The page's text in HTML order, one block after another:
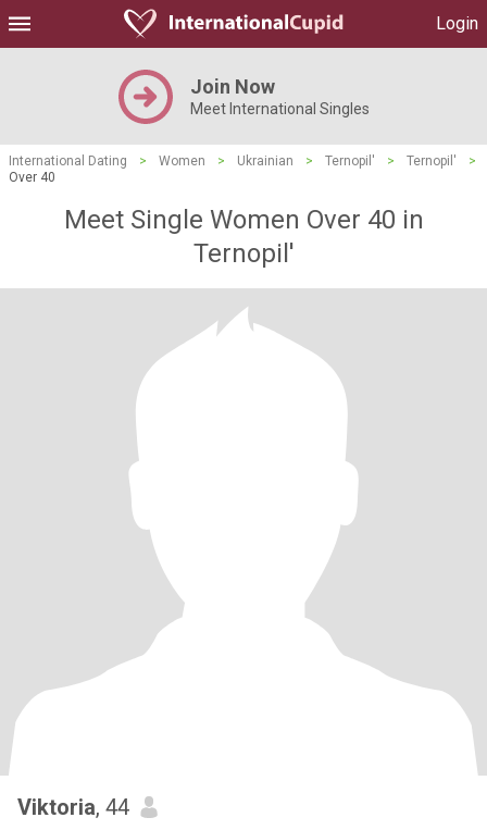
Login
Join Now
Meet International Singles
International Dating > Women > Ukrainian > Ternopil' > Ternopil'
>
Over 40
Meet Single Women Over 40 in
Ternopil'
Viktoria, 44